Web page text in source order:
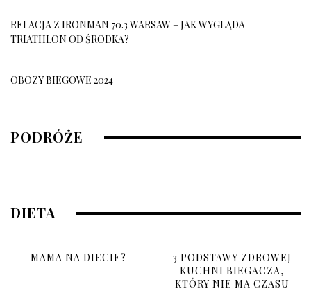
RELACJA Z IRONMAN 70.3 WARSAW – JAK WYGLĄDA
TRIATHLON OD ŚRODKA?
OBOZY BIEGOWE 2024
PODRÓŻE
DIETA
MAMA NA DIECIE?
3 PODSTAWY ZDROWEJ
KUCHNI BIEGACZA,
KTÓRY NIE MA CZASU